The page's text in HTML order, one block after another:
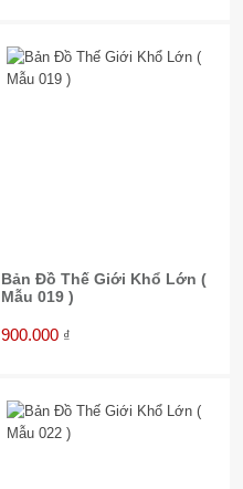
Bản Đồ Thế Giới Khổ Lớn (
Mẫu 019 )
900.000 ₫